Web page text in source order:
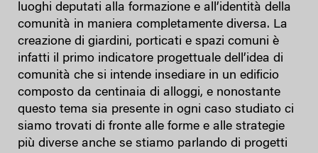
luoghi deputati alla formazione e all’identità della
comunità in maniera completamente diversa. La
creazione di giardini, porticati e spazi comuni è
infatti il primo indicatore progettuale dell’idea di
comunità che si intende insediare in un edificio
composto da centinaia di alloggi, e nonostante
questo tema sia presente in ogni caso studiato ci
siamo trovati di fronte alle forme e alle strategie
più diverse anche se stiamo parlando di progetti